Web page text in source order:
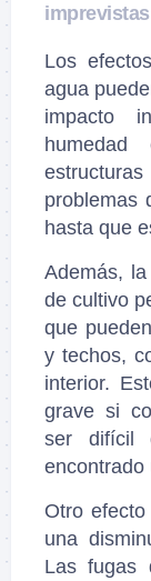
imprevistas
Los
agua
impacto
humedad
problemas
hasta que
Además,
de cultivo
que
y techos,
interior.
grave si
ser difícil
encontrado
Otro
una
Las fugas